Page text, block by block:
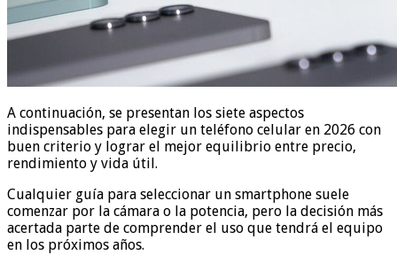
A continuación, se presentan los siete aspectos
indispensables para elegir un teléfono celular en 2026 con
buen criterio y lograr el mejor equilibrio entre precio,
rendimiento y vida útil.
Cualquier guía para seleccionar un smartphone suele
comenzar por la cámara o la potencia, pero la decisión más
acertada parte de comprender el uso que tendrá el equipo
en los próximos años.